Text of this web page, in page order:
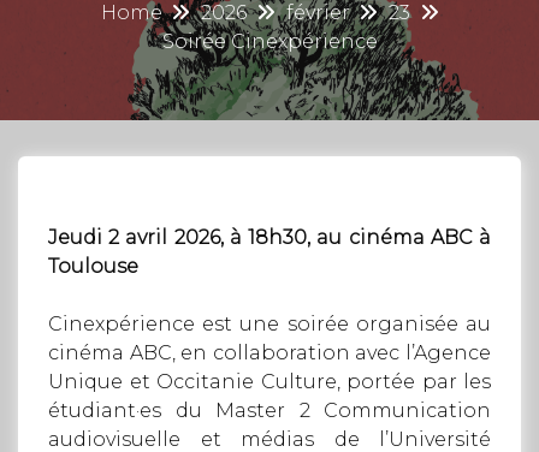
Home 2026 février
23
Soirée Cinexpérience
Jeudi 2 avril 2026, à 18h30, au cinéma ABC à
Toulouse
Cinexpérience est une soirée organisée au
cinéma ABC, en collaboration avec l’Agence
Unique et Occitanie Culture, portée par les
étudiant·es du Master 2 Communication
audiovisuelle et médias de l’Université